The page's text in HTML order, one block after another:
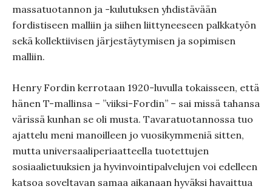
massatuotannon ja -kulutuksen yhdistävään
fordistiseen malliin ja siihen liittyneeseen palkkatyön
sekä kollektiivisen järjestäytymisen ja sopimisen
malliin.
Henry Fordin kerrotaan 1920-luvulla tokaisseen, että
hänen T-mallinsa – ”viiksi-Fordin” – sai missä tahansa
värissä kunhan se oli musta. Tavaratuotannossa tuo
ajattelu meni manoilleen jo vuosikymmeniä sitten,
mutta universaaliperiaatteella tuotettujen
sosiaalietuuksien ja hyvinvointipalvelujen voi edelleen
katsoa soveltavan samaa aikanaan hyväksi havaittua